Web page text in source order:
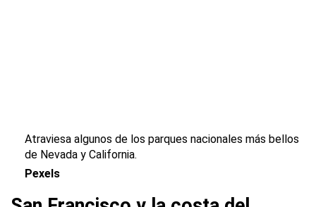
Atraviesa algunos de los parques nacionales más bellos
de Nevada y California.
Pexels